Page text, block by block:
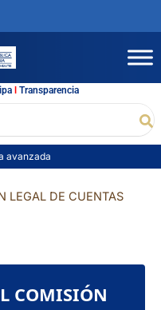
l Transparencia
avanzada
LEGAL DE CUENTAS
COMISIÓN